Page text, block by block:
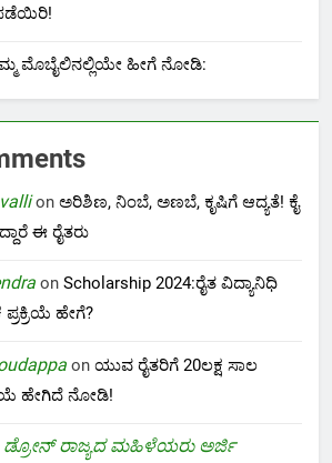
ಮೊಬೈಲಿನಲ್ಲಿಯೇ ಹೀಗೆ ನೋಡಿ:
on ಅರಿಶಿಣ, ನಿಂಬೆ, ಅಣಬೆ, ಕೃಷಿಗೆ ಆದ್ಯತೆ! ಕೈ
ಈ ರೈತರು
on Scholarship 2024:ರೈತ ವಿದ್ಯಾನಿಧಿ
ಪ್ರಕ್ರಿಯೆ ಹೇಗೆ?
on ಯುವ ರೈತರಿಗೆ 20ಲಕ್ಷ ಸಾಲ
ಹೇಗಿದೆ ನೋಡಿ!
ಡ್ರೋನ್ ರಾಜ್ಯದ ಮಹಿಳೆಯರು ಅರ್ಜಿ